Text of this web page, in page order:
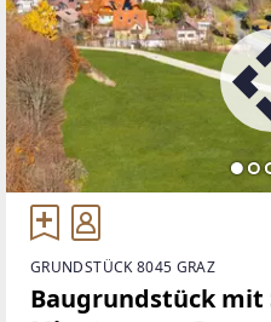
GRUNDSTÜCK 8045 GRAZ
Baugrundstück mit